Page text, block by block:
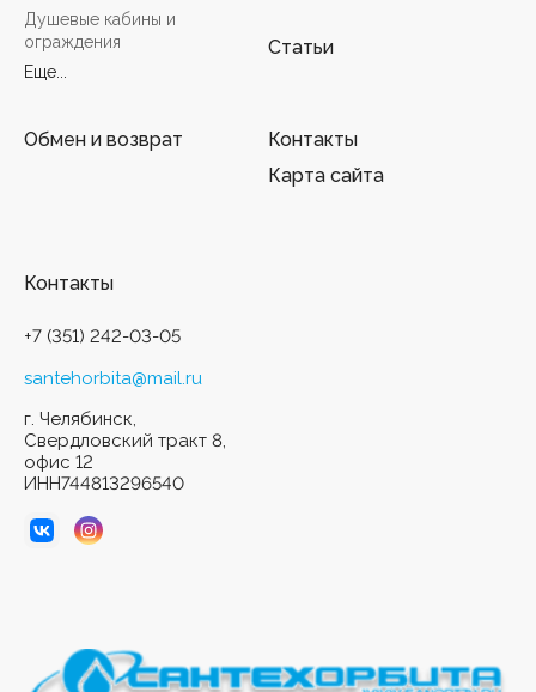
Душевые кабины и
ограждения
Еще...
Статьи
Обмен и возврат
Контакты
Карта сайта
Контакты
+7 (351) 242-03-05
santehorbita@mail.ru
г. Челябинск,
Свердловский тракт 8,
офис 12
ИНН744813296540